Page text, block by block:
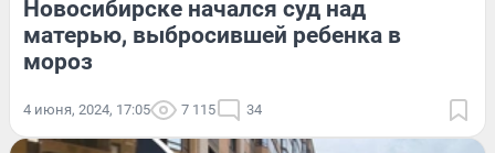
Новосибирске начался суд над
матерью, выбросившей ребенка в
мороз
4 июня, 2024, 17:05 7 115 34